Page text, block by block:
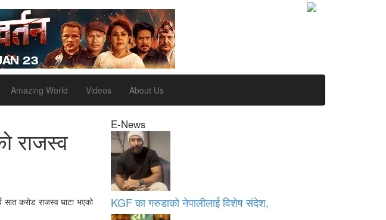
Amazing World Videos About Us
राजस्व
करोड राजस्व घाटा भएको
E-News
KGF का गरुडाको नेपालीलाई विशेष संदेश,